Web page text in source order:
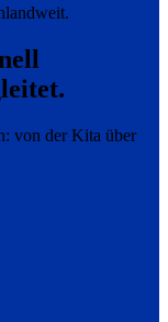
von der Kita über